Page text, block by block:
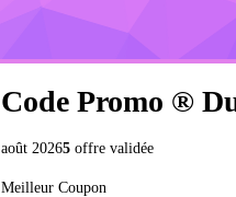
Code Promo ®
août 20265 offre validée
Meilleur Coupon